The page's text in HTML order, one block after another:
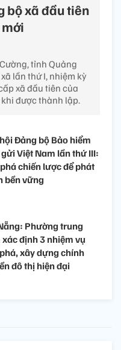
bộ xã đầu tiên
tỉnh Quảng
lần thứ I, nhiệm kỳ
xã đầu tiên của
được thành lập.
Đảng bộ Bảo hiểm
Việt Nam lần thứ III:
chiến lược để phát
bền vững
Phường trung
định 3 nhiệm vụ
xây dựng chính
đô thị hiện đại